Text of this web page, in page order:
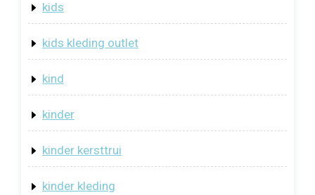
kids
kids kleding outlet
kind
kinder
kinder kersttrui
kinder kleding